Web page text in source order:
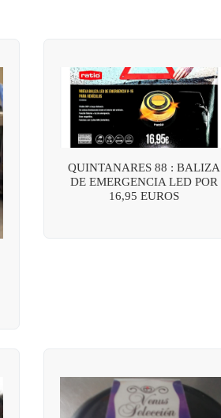
QUINTANARES 88 : BALIZA
DE EMERGENCIA LED POR
16,95 EUROS